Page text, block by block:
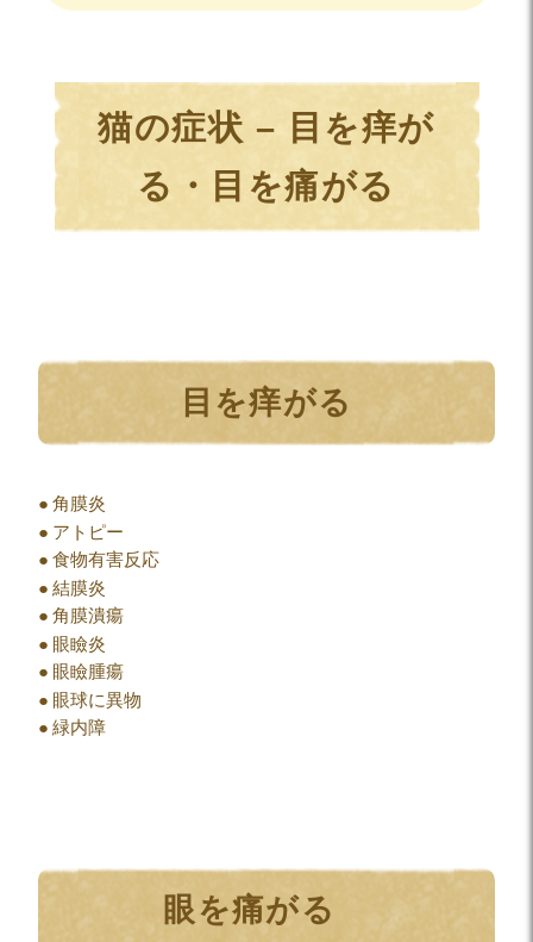
猫の症状 – 目を痒が
る・目を痛がる
目を痒がる
角膜炎
アトピー
食物有害反応
結膜炎
角膜潰瘍
眼瞼炎
眼瞼腫瘍
眼球に異物
緑内障
眼を痛がる